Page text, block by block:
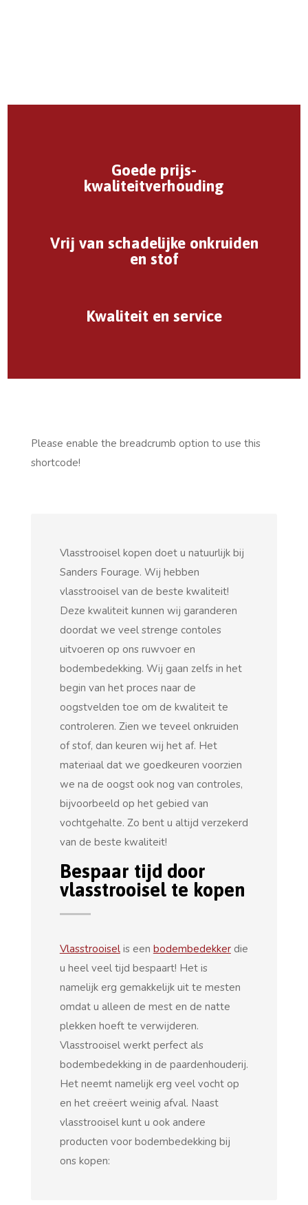
Goede prijs-
kwaliteitverhouding
Vrij van schadelijke onkruiden
en stof
Kwaliteit en service
Please enable the breadcrumb option to use this
shortcode!
Vlasstrooisel kopen doet u natuurlijk bij
Sanders Fourage. Wij hebben
vlasstrooisel van de beste kwaliteit!
Deze kwaliteit kunnen wij garanderen
doordat we veel strenge contoles
uitvoeren op ons ruwvoer en
bodembedekking. Wij gaan zelfs in het
begin van het proces naar de
oogstvelden toe om de kwaliteit te
controleren. Zien we teveel onkruiden
of stof, dan keuren wij het af. Het
materiaal dat we goedkeuren voorzien
we na de oogst ook nog van controles,
bijvoorbeeld op het gebied van
vochtgehalte. Zo bent u altijd verzekerd
van de beste kwaliteit!
Bespaar tijd door
vlasstrooisel te kopen
Vlasstrooiselis een bodembedekkerdie
u heel veel tijd bespaart! Het is
namelijk erg gemakkelijk uit te mesten
omdat u alleen de mest en de natte
plekken hoeft te verwijderen.
Vlasstrooisel werkt perfect als
bodembedekking in de paardenhouderij.
Het neemt namelijk erg veel vocht op
en het creëert weinig afval. Naast
vlasstrooisel kunt u ook andere
producten voor bodembedekking bij
ons kopen: